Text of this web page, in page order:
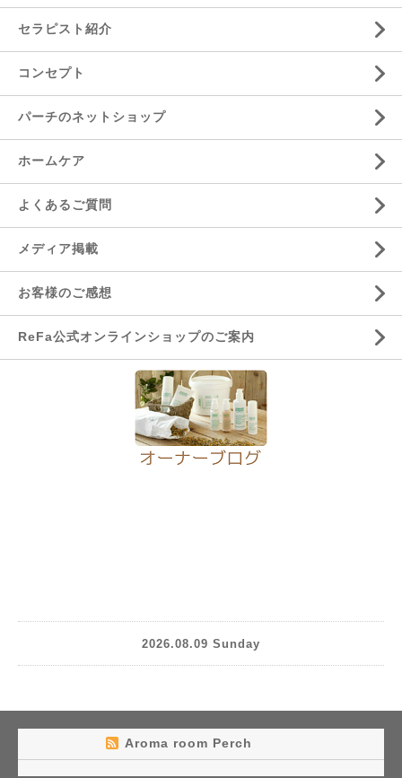
セラピスト紹介
コンセプト
パーチのネットショップ
ホームケア
よくあるご質問
メディア掲載
お客様のご感想
ReFa公式オンラインショップのご案内
2026.08.09 Sunday
Aroma room Perch